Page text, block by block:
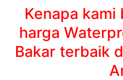
Kenapa
harga
Bakar terbaik